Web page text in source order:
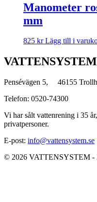
Manometer
mm
825 kr Lägg till i
Pensévägen 5, 46155
Telefon: 0520-74300
Vi har sålt vattenrening i 35
privatpersoner.
E-post: info@vattensystem.se
© 2026 VATTENSYSTEM -